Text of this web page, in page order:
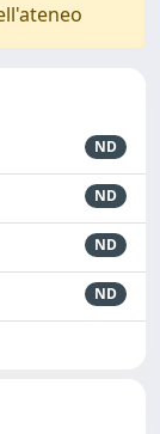
ND
ND
ND
ND